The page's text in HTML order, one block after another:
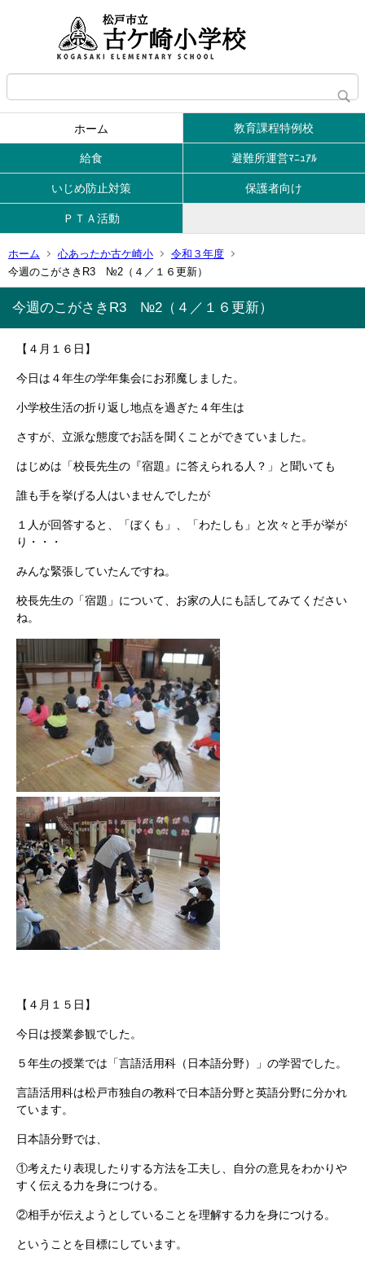
ホーム 教育課程特例校
給食 避難所運営ﾏﾆｭｱﾙ
いじめ防止対策 保護者向け
ＰＴＡ活動
ホーム 心あったか古ケ崎小
令和３年度
今週のこがさきR3 №2（４／１６更新）
今週のこがさきR3 №2（４／１６更新）
【４月１６日】
今日は４年生の学年集会にお邪魔しました。
小学校生活の折り返し地点を過ぎた４年生は
さすが、立派な態度でお話を聞くことができていました。
はじめは「校長先生の『宿題』に答えられる人？」と聞いても
誰も手を挙げる人はいませんでしたが
１人が回答すると、「ぼくも」、「わたしも」と次々と手が挙が
り・・・
みんな緊張していたんですね。
校長先生の「宿題」について、お家の人にも話してみてください
ね。
【４月１５日】
今日は授業参観でした。
５年生の授業では「言語活用科（日本語分野）」の学習でした。
言語活用科は松戸市独自の教科で日本語分野と英語分野に分かれ
ています。
日本語分野では、
①考えたり表現したりする方法を工夫し、自分の意見をわかりや
すく伝える力を身につける。
②相手が伝えようとしていることを理解する力を身につける。
ということを目標にしています。